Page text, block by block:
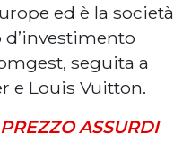
ed è la società
d’investimento
seguita a
e Louis Vuitton.
ASSURDI